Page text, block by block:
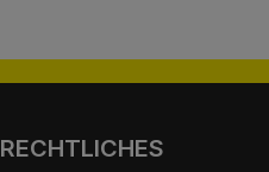
RECHTLICHES